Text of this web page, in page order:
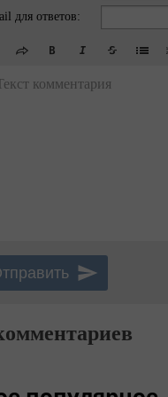
для ответов:
комментария